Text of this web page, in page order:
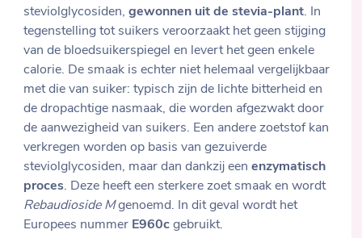
steviolglycosiden,gewonnen uit de stevia-plant. In
tegenstelling tot suikers veroorzaakt het geen stijging
van de bloedsuikerspiegel en levert het geen enkele
calorie. De smaak is echter niet helemaal vergelijkbaar
met die van suiker: typisch zijn de lichte bitterheid en
de dropachtige nasmaak, die worden afgezwakt door
de aanwezigheid van suikers. Een andere zoetstof kan
verkregen worden op basis van gezuiverde
steviolglycosiden, maar dan dankzij eenenzymatisch
proces. Deze heeft een sterkere zoet smaak en wordt
Rebaudioside Mgenoemd. In dit geval wordt het
Europees nummer E960c gebruikt.